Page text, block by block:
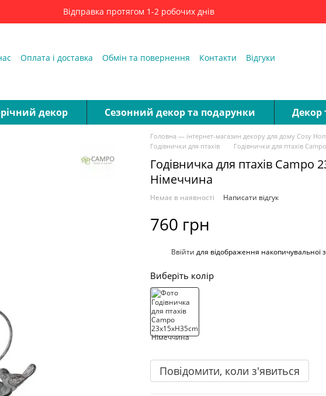
Відправка протягом 1-2 робочих днів
Оплата і доставка Обмін та повернення Контакти
Відгуки
декор Сезонний декор та подарунки Декор
Головна — інтернет-магазин декору для дому Cosy
Годівнички для птахів
Годівнички для птахів Campo
Годівничка для птахів Campo
Німеччина
Немає в наявності Написати відгук
760 грн
Ввійти для відображення накопичувальної
Виберіть колір
Повідомити, коли з'явиться